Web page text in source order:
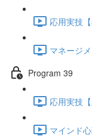
応用実技
マネージ
Program 39
応用実技
マインド